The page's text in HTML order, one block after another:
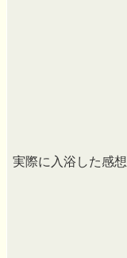
実際に入浴した感想